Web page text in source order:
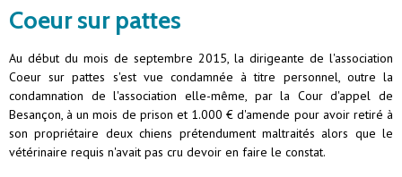
Coeur sur pattes
Au début du mois de septembre 2015, la dirigeante de l'association
Coeur sur pattes s'est vue condamnée à titre personnel, outre la
condamnation de l'association elle-même, par la Cour d'appel de
Besançon, à un mois de prison et 1.000 € d'amende pour avoir retiré à
son propriétaire deux chiens prétendument maltraités alors que le
vétérinaire requis n'avait pas cru devoir en faire le constat.